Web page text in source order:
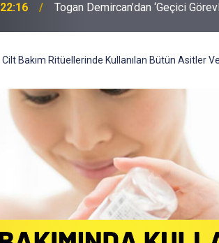
19:32 Sıcak Havalarda Ödem Şikayetini
Cilt Bakım Ritüellerinde Kullanılan Bütün Asitler